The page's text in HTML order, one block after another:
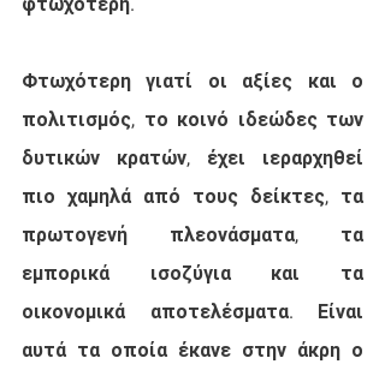
Φτωχότερη γιατί οι αξίες και ο
πολιτισμός, το κοινό ιδεώδες των
δυτικών κρατών, έχει ιεραρχηθεί
πιο χαμηλά από τους δείκτες, τα
πρωτογενή πλεονάσματα, τα
εμπορικά ισοζύγια και τα
οικονομικά αποτελέσματα. Είναι
αυτά τα οποία έκανε στην άκρη ο